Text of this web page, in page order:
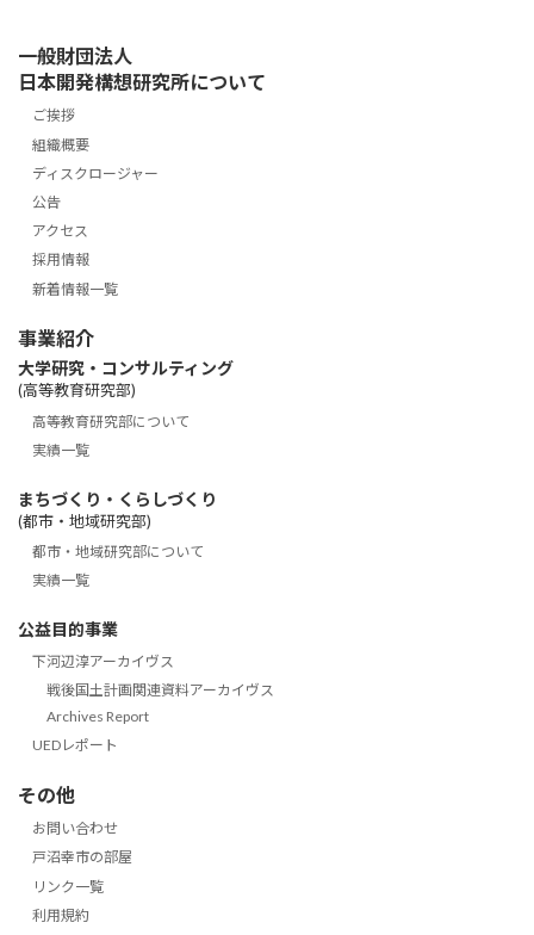
一般財団法人
日本開発構想研究所について
ご挨拶
組織概要
ディスクロージャー
公告
アクセス
採用情報
新着情報一覧
事業紹介
大学研究・コンサルティング
(高等教育研究部)
高等教育研究部について
実績一覧
まちづくり・くらしづくり
(都市・地域研究部)
都市・地域研究部について
実績一覧
公益目的事業
下河辺淳アーカイヴス
戦後国土計画関連資料アーカイヴス
Archives Report
UEDレポート
その他
お問い合わせ
戸沼幸市の部屋
リンク一覧
利用規約